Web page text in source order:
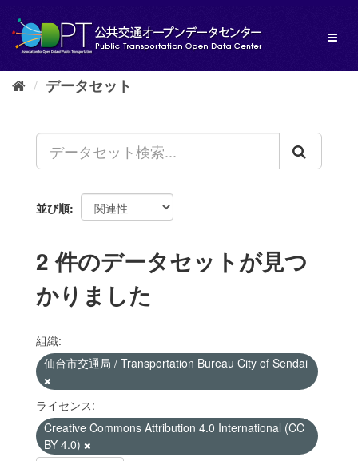
し
データセット
並び順
2 件のデータセットが見つ
かりました
組織:
仙台市交通局 / Transportation Bureau City of Sendai
ライセンス:
Creative Commons Attribution 4.0 International (CC
BY 4.0)